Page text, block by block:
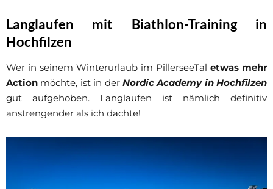
Langlaufen mit Biathlon-Training in
Hochfilzen
Wer in seinem Winterurlaub im PillerseeTal etwas mehr
Action möchte, ist in der Nordic Academy in Hochfilzen
gut aufgehoben. Langlaufen ist nämlich definitiv
anstrengender als ich dachte!